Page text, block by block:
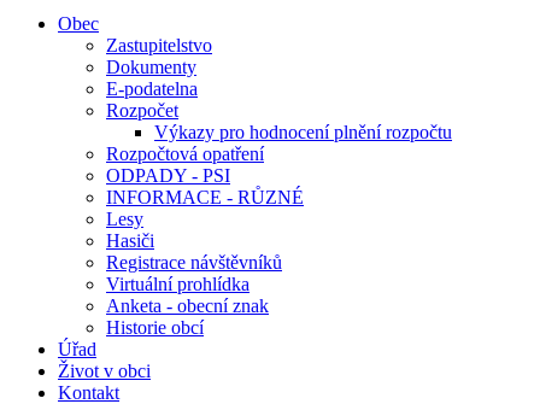
Obec
Zastupitelstvo
Dokumenty
E-podatelna
Rozpočet
Výkazy pro hodnocení plnění rozpočtu
Rozpočtová opatření
ODPADY - PSI
INFORMACE - RŮZNÉ
Lesy
Hasiči
Registrace návštěvníků
Virtuální prohlídka
Anketa - obecní znak
Historie obcí
Úřad
Život v obci
Kontakt